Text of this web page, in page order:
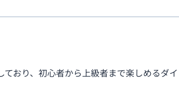
おり、初心者から上級者まで楽しめるダイ